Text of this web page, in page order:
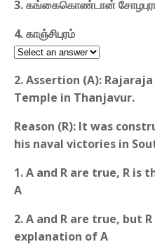
3. கங்கைகொண்டான்
4. காஞ்சிபுரம்
2. Assertion (A):
Temple in Thanjavur.
Reason (R): It was
his naval victories in
1. A and R are true, R
A
2. A and R are true, but
explanation of A